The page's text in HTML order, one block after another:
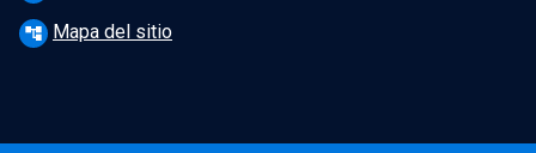
account_tree Mapa del sitio